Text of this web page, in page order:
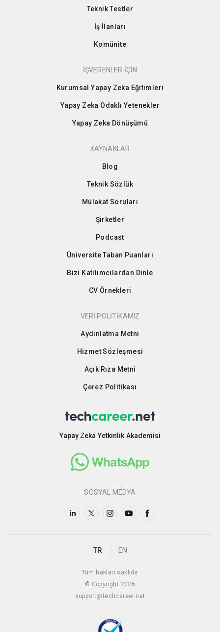
Teknik Testler
İş İlanları
Komünite
İŞVERENLER İÇİN
Kurumsal Yapay Zeka Eğitimleri
Yapay Zeka Odaklı Yetenekler
Yapay Zeka Dönüşümü
KAYNAKLAR
Blog
Teknik Sözlük
Mülakat Soruları
Şirketler
Podcast
Üniversite Taban Puanları
Bizi Katılımcılardan Dinle
CV Örnekleri
VERİ POLİTİKAMIZ
Aydınlatma Metni
Hizmet Sözleşmesi
Açık Rıza Metni
Çerez Politikası
Yapay Zeka Yetkinlik Akademisi
SOSYAL MEDYA
TR EN
Tüm hakları saklıdır
© Copyright 2026
support@techcareer.net